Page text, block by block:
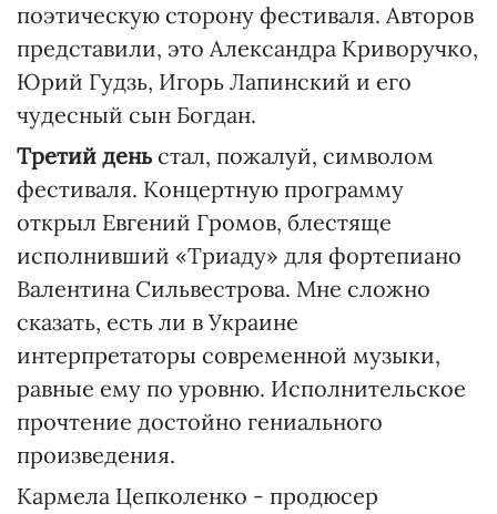
поэтическую сторону фестиваля. Авторов
представили, это Александра Криворучко,
Юрий Гудзь, Игорь Лапинский и его
чудесный сын Богдан.
Третий день стал, пожалуй, символом
фестиваля. Концертную программу
открыл Евгений Громов, блестяще
исполнивший «Триаду» для фортепиано
Валентина Сильвестрова. Мне сложно
сказать, есть ли в Украине
интерпретаторы современной музыки,
равные ему по уровню. Исполнительское
прочтение достойно гениального
произведения.
Кармела Цепколенко - продюсер